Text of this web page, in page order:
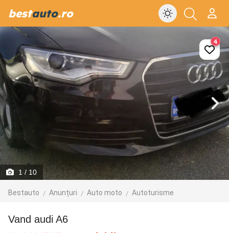
bestauto.ro
1 / 10
Bestauto Anunțuri Auto moto Autoturisme
4
vand audi A6